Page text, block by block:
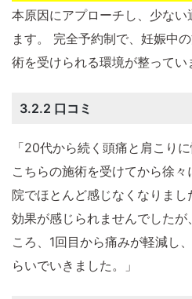
本原因にアプローチし、少な
ます。 完全予約制で、妊娠中
術を受けられる環境が整ってい
3.2.2 口コミ
「20代から続く頭痛と肩こり
こちらの施術を受けてから徐
院でほとんど感じなくなりま
効果が感じられませんでした
ころ、1回目から痛みが軽減し
らいでいきました。」